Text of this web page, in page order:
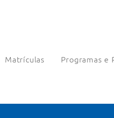
Matrículas Programas e